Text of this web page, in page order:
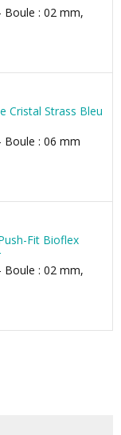
Boule : 02 mm,
Cristal Strass Bleu
Boule : 06 mm
Fit Bioflex
Boule : 02 mm,